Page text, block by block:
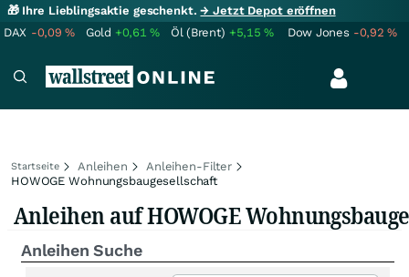
🎁 Ihre Lieblingsaktie geschenkt.→ Jetzt Depot eröffnen
DAX -0,09% Gold +0,61% Öl (Brent) +5,15% Dow Jones -0,92%
Startseite Anleihen
Anleihen-Filter
HOWOGE Wohnungsbaugesellschaft
Anleihen auf HOWOGE
Anleihen Suche